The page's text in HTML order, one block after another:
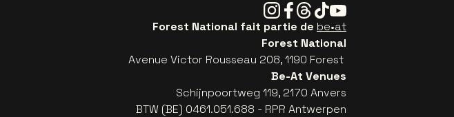
Instagram
Facebook
Threads
TiktokYoutube
Forest National fait partie de be•at
Forest National
Avenue Victor Rousseau 208, 1190 Forest
Be-At Venues
Schijnpoortweg 119, 2170 Anvers
BTW (BE) 0461.051.688 - RPR Antwerpen